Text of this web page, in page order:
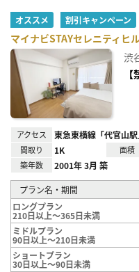
オススメ 割引キャンペーン
マイナビSTAYセレニティヒ
渋
アクセス 東急東横線「代官山
間取り 1K 面積
築年数 2001年 3月 築
プラン名・期間
ロングプラン
210日以上～365日未満
ミドルプラン
90日以上～210日未満
ショートプラン
30日以上～90日未満